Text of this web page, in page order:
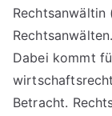
Dabei kommt
Betracht.